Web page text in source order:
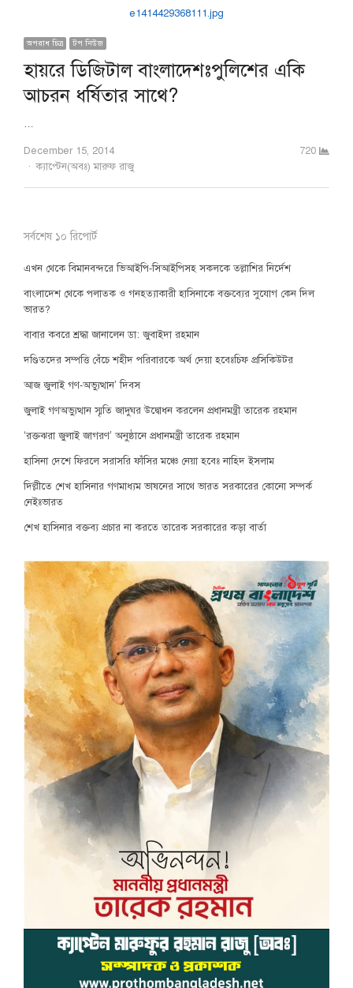
অপরাধ চিত্র টপ নিউজ
হায়রে ডিজিটাল বাংলাদেশঃপুলিশের একি
আচরন ধর্ষিতার সাথে?
…
December 15, 2014
Author
ক্যাপ্টেন(অবঃ) মারুফ রাজু
720
সর্বশেষ ১০ রিপোর্ট
এখন থেকে বিমানবন্দরে ভিআইপি-সিআইপিসহ সকলকে তল্লাশির নির্দেশ
বাংলাদেশ থেকে পলাতক ও গনহত্যাকারী হাসিনাকে বক্তব্যের সুযোগ কেন দিল
ভারত?
বাবার কবরে শ্রদ্ধা জানালেন ডা: জুবাইদা রহমান
দণ্ডিতদের সম্পত্তি বেঁচে শহীদ পরিবারকে অর্থ দেয়া হবেঃচিফ প্রসিকিউটর
আজ জুলাই গণ-অভ্যুত্থান’ দিবস
জুলাই গণঅভ্যুত্থান স্মৃতি জাদুঘর উদ্বোধন করলেন প্রধানমন্ত্রী তারেক রহমান
‘রক্তঝরা জুলাই জাগরণ’ অনুষ্ঠানে প্রধানমন্ত্রী তারেক রহমান
হাসিনা দেশে ফিরলে সরাসরি ফাঁসির মঞ্চে নেয়া হবেঃ নাহিদ ইসলাম
দিল্লীতে শেখ হাসিনার গণমাধ্যম ভাষনের সাথে ভারত সরকারের কোনো সম্পর্ক
নেইঃভারত
শেখ হাসিনার বক্তব্য প্রচার না করতে তারেক সরকারের কড়া বার্তা